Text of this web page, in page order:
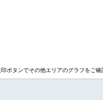
ボタンでその他エリアのグラフをご確